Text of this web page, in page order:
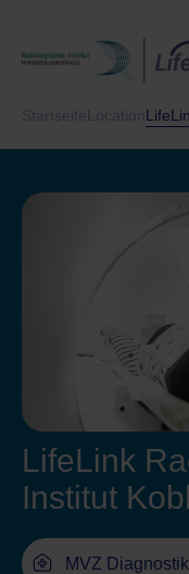
LifeLink
Institut
MVZ